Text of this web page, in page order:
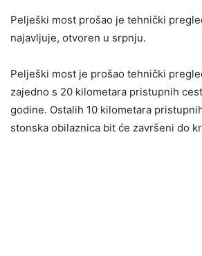
Pelješki most prošao je tehnički
najavljuje, otvoren u srpnju.
Pelješki most je prošao tehnički
zajedno s 20 kilometara pristupnih
godine. Ostalih 10 kilometara
stonska obilaznica bit će završeni do